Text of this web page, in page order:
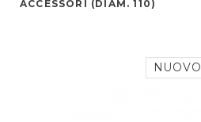
ACCESSORI (DIAM. 110)
NUOVO